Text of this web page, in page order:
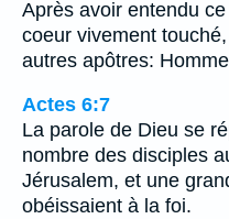
Après avoir entendu
coeur vivement
autres apôtres:
Actes 6:7
La parole de Dieu se
nombre des disciples
Jérusalem, et une
obéissaient à la foi.